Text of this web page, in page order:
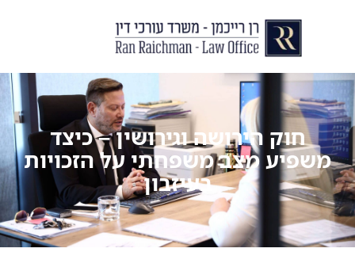
חוק הירושה וגירושין – כיצד
משפיע מצב משפחתי על הזכויות
בעיזבון